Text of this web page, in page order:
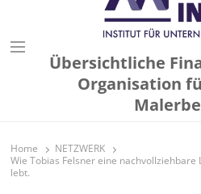
Übersichtliche
Organisation
Home
NETZWERK
Wie Tobias Felsner eine
lebt.